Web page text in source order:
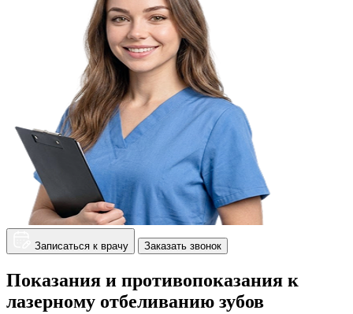
Записаться к врачу Заказать звонок
Показания и противопоказания к
лазерному отбеливанию зубов